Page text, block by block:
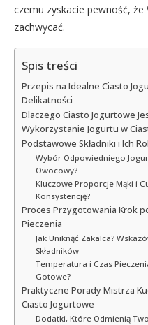
czemu zyskacie pewność,
zachwycać.
Spis treści
Przepis na Idealne Ciasto
Delikatności
Dlaczego Ciasto Jogurtowe
Wykorzystanie Jogurtu w
Podstawowe Składniki i Ich
Wybór Odpowiedniego
Owocowy?
Kluczowe Proporcje Mąki i
Konsystencję?
Proces Przygotowania Krok
Pieczenia
Jak Uniknąć Zakalca?
Składników
Temperatura i Czas
Gotowe?
Praktyczne Porady Mistrza
Ciasto Jogurtowe
Dodatki, Które Odmienią